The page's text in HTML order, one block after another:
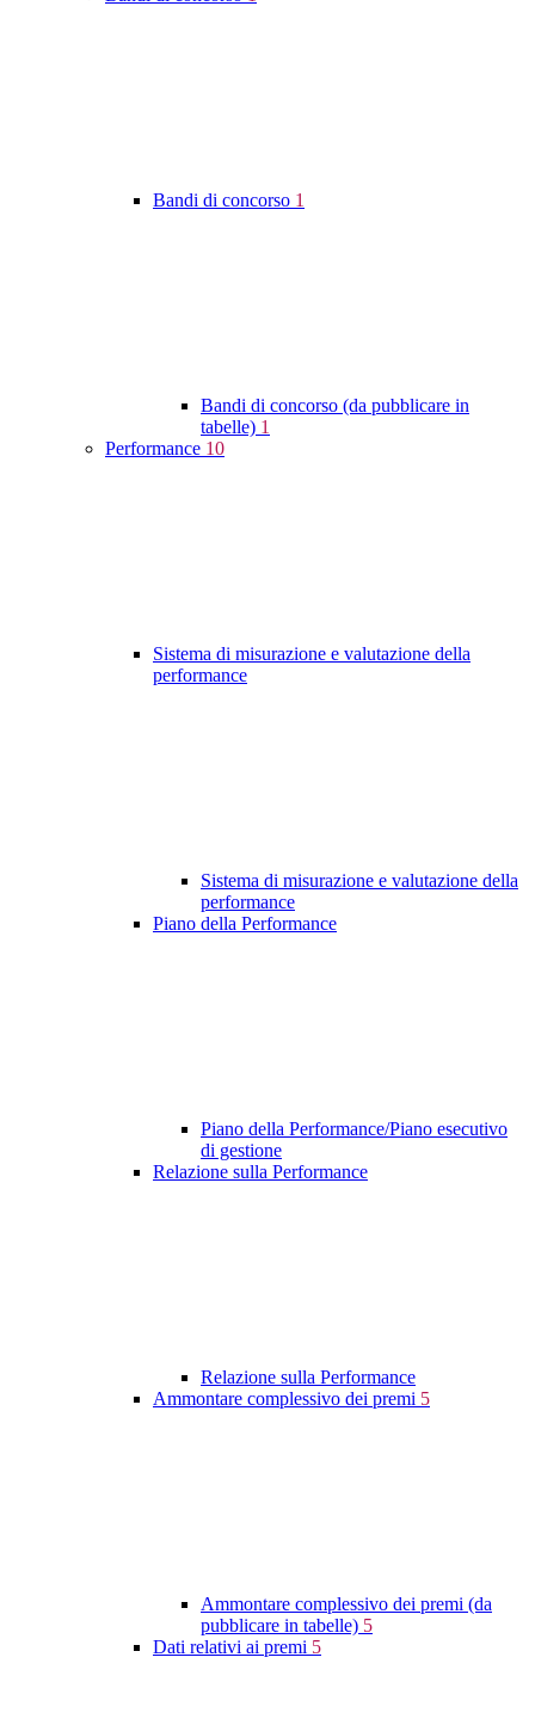
Bandi di concorso 1
Bandi di concorso (da pubblicare in
tabelle) 1
Performance 10
Sistema di misurazione e valutazione della
performance
Sistema di misurazione e valutazione della
performance
Piano della Performance
Piano della Performance/Piano esecutivo
di gestione
Relazione sulla Performance
Relazione sulla Performance
Ammontare complessivo dei premi 5
Ammontare complessivo dei premi (da
pubblicare in tabelle) 5
Dati relativi ai premi 5